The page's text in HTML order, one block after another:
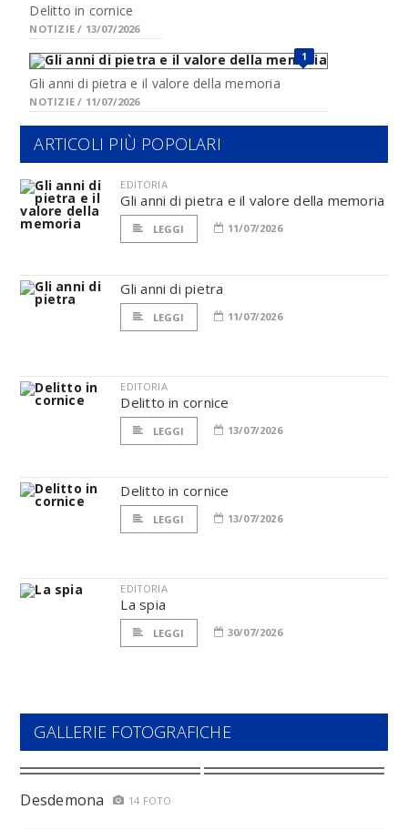
Delitto in cornice
NOTIZIE / 13/07/2026
1
Gli anni di pietra e il valore della memoria
NOTIZIE / 11/07/2026
ARTICOLI PIÙ POPOLARI
EDITORIA
Gli anni di pietra e il valore della memoria
LEGGI 11/07/2026
Gli anni di pietra
LEGGI 11/07/2026
EDITORIA
Delitto in cornice
LEGGI 13/07/2026
Delitto in cornice
LEGGI 13/07/2026
EDITORIA
La spia
LEGGI 30/07/2026
GALLERIE FOTOGRAFICHE
Desdemona 14 FOTO